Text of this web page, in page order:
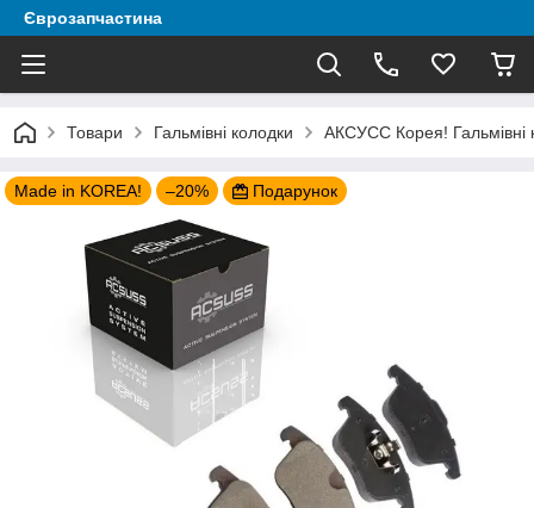
Єврозапчастина
Товари Гальмівні колодки АКСУСС Корея!
Made in KOREA! –20% Подарунок